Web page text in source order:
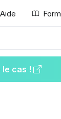
Aide
le cas !